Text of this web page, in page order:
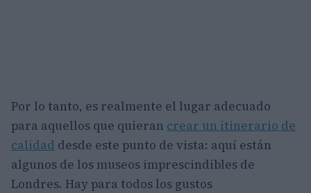
Por lo tanto, es realmente el lugar adecuado
para aquellos que quieran crear un itinerario de
calidad desde este punto de vista: aquí están
algunos de los museos imprescindibles de
Londres. Hay para todos los gustos